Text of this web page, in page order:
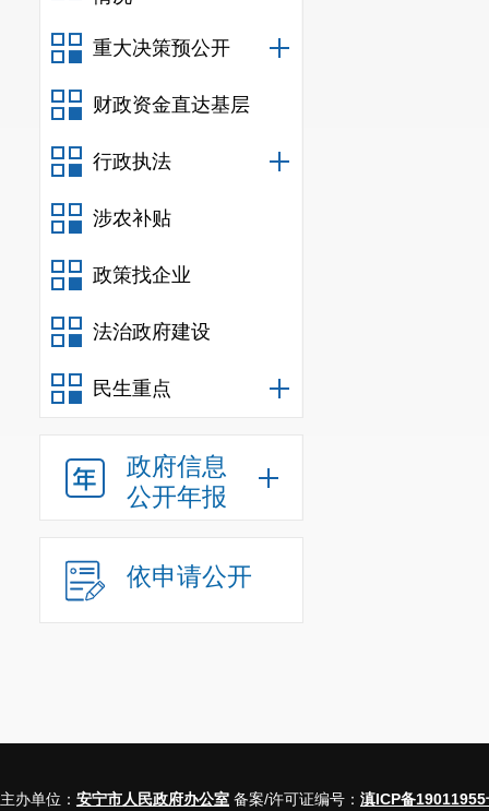
重大决策预公开
财政资金直达基层
行政执法
涉农补贴
政策找企业
法治政府建设
民生重点
政府信息
公开年报
依申请公开
主办单位： 安宁市人民政府办公室 备案/许可证编号： 滇ICP备